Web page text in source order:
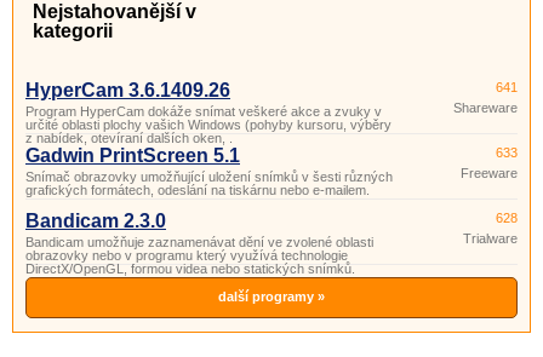
Nejstahovanější v
kategorii
HyperCam 3.6.1409.26
Program HyperCam dokáže snímat veškeré akce a zvuky v
určité oblasti plochy vašich Windows (pohyby kursoru, výběry
z nabídek, otevíraní dalších oken, .
641
Shareware
Gadwin PrintScreen 5.1
Snímač obrazovky umožňující uložení snímků v šesti různých
grafických formátech, odeslání na tiskárnu nebo e-mailem.
633
Freeware
Bandicam 2.3.0
Bandicam umožňuje zaznamenávat dění ve zvolené oblasti
obrazovky nebo v programu který využívá technologie
DirectX/OpenGL, formou videa nebo statických snímků.
628
Trialware
další programy »